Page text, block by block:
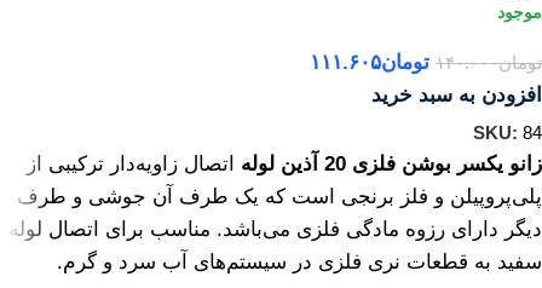
تومان۱۴۰.۰۰۰ تومان۱۱۱.۶۰۵
افزودن به سبد خرید
SKU: 84
زانو یکسر بوشن فلزی 20 آذین لوله
اتصال زاویه‌دار ترکیبی از
پلی‌پروپیلن و فلز برنجی است که یک طرف آن جوشی و طرف
دیگر دارای رزوه مادگی فلزی می‌باشد. مناسب برای اتصال لوله
سفید به قطعات نری فلزی در سیستم‌های آب سرد و گرم.